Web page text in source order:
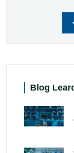
Blog